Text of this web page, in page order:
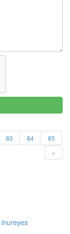
83 84
85
»
inureyes